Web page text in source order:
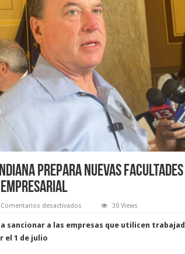
prepara nuevas
Comentarios desactivados
general
30 Views
sancionar a las empresas que utilicen
el 1 de julio